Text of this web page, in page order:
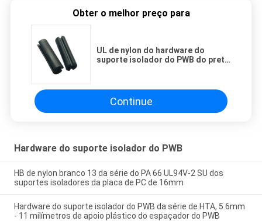
Obter o melhor preço para
UL de nylon do hardware do
suporte isolador do PWB do preto
luz aprovado
Continue
Hardware do suporte isolador do PWB
HB de nylon branco 13 da série do PA 66 UL94V-2 SU dos
suportes isoladores da placa de PC de 16mm
Hardware do suporte isolador do PWB da série de HTA, 5.6mm
- 11 milímetros de apoio plástico do espaçador do PWB